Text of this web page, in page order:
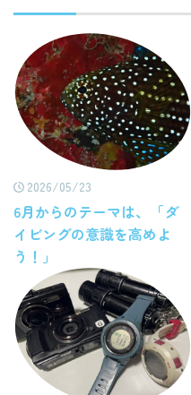
2026/05/23
6月からのテーマは、「ダ
イビングの意識を高めよ
う！」